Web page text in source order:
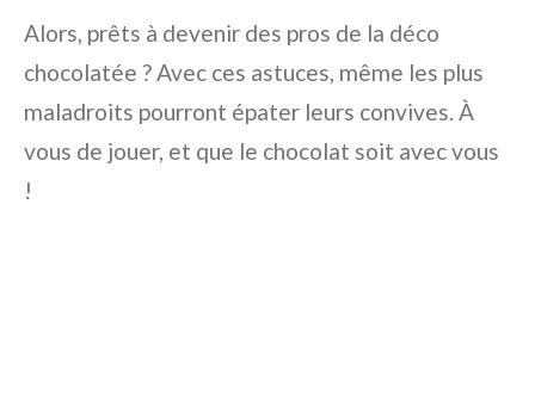
Alors, prêts à devenir des pros de la déco
chocolatée ? Avec ces astuces, même les plus
maladroits pourront épater leurs convives. À
vous de jouer, et que le chocolat soit avec vous
!